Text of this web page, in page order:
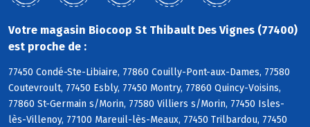
Votre magasin Biocoop St Thibault Des Vignes (77400)
est proche de :
77450 Condé-Ste-Libiaire, 77860 Couilly-Pont-aux-Dames, 77580
Coutevroult, 77450 Esbly, 77450 Montry, 77860 Quincy-Voisins,
77860 St-Germain s/Morin, 77580 Villiers s/Morin, 77450 Isles-
lès-Villenoy, 77100 Mareuil-lès-Meaux, 77450 Trilbardou, 77450